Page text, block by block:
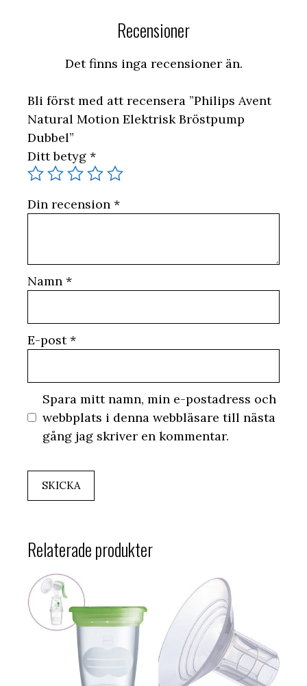
Recensioner
Det finns inga recensioner än.
Bli först med att recensera ”Philips Avent
Natural Motion Elektrisk Bröstpump
Dubbel”
Ditt betyg *
Din recension *
Namn *
E-post*
Spara mitt namn, min e-postadress och
webbplats i denna webbläsare till nästa
gång jag skriver en kommentar.
Relaterade produkter